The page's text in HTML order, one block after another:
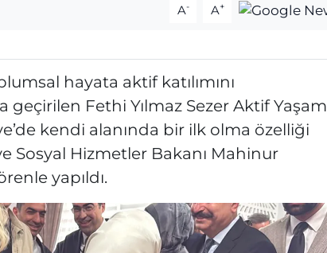
A- A+
hayata aktif katılımını
geçirilen Fethi Yılmaz Sezer Aktif Yaşam
kendi alanında bir ilk olma özelliği
Sosyal Hizmetler Bakanı Mahinur
yapıldı.